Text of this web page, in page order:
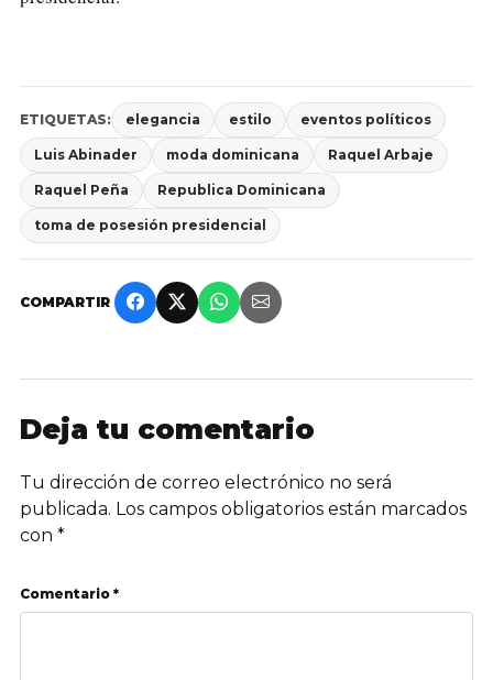
ETIQUETAS: elegancia estilo eventos políticos
Luis Abinader moda dominicana Raquel Arbaje
Raquel Peña Republica Dominicana
toma de posesión presidencial
COMPARTIR
Deja tu comentario
Tu dirección de correo electrónico no será
publicada. Los campos obligatorios están marcados
con *
Comentario *